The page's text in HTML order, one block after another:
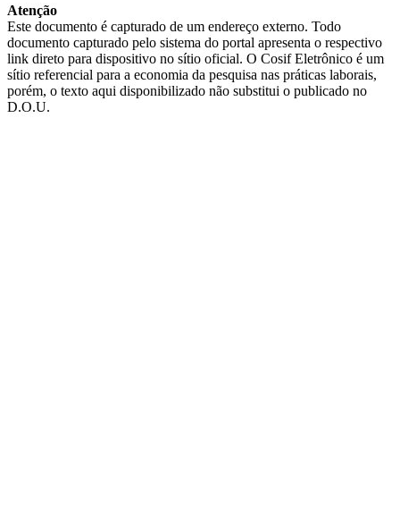
Atenção
Este documento é capturado de um endereço externo. Todo
documento capturado pelo sistema do portal apresenta o respectivo
link direto para dispositivo no sítio oficial. O Cosif Eletrônico é um
sítio referencial para a economia da pesquisa nas práticas laborais,
porém, o texto aqui disponibilizado não substitui o publicado no
D.O.U.